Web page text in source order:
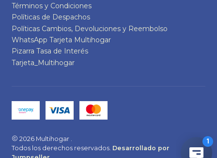
Términos y Condiciones
Políticas de Despachos
Políticas Cambios, Devoluciones y Reembolso
WhatsApp Tarjeta Multihogar
Pizarra Tasa de Interés
Tarjeta_Multihogar
2026 Multihogar .
Todos los derechos reservados. Desarrollado por